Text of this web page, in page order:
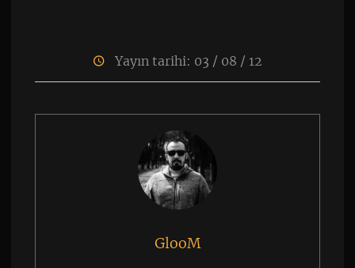
Yayın tarihi: 03 / 08 / 12
GlooM